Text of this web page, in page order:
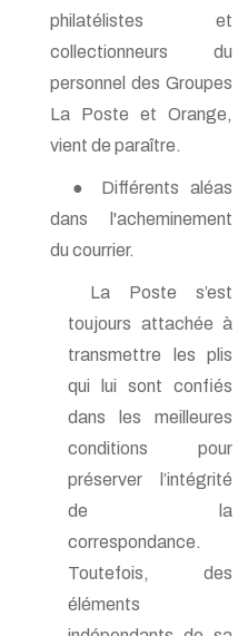
n° 144 - Juillet 2010
n° 143 - Avril 2010
n° 141 - Octobre 2009
n° 140 - Juillet 2009
n° 139 - Avril 2009
n° 138 - Janvier 2009
n° 137 - Octobre 2008
n° 135 - Avril 2008
n° 134 - Janvier 2008
n° 132 - Juillet 2007
n° 131 - Avril 2007
n° 130 - Janvier 2007
n° 129 - Octobre 2006
n° 128 - Juillet 2006
n° 126 - Janvier 2006
n° 125 - Octobre 2005
n° 124 - Juillet 2005
n° 123 - Avril 2005
n° 122 - Janvier 2005
n° 121 - Octobre 2004
n° 119 - Avril 2004
n° 118 - Janvier 2004
n° 117 - Octobre 2003
philatélistes et
collectionneurs du
personnel des Groupes
La Poste et Orange,
vient de paraître.
● Différents aléas
dans l'acheminement
du courrier.
La Poste s’est
toujours attachée à
transmettre les plis
qui lui sont confiés
dans les meilleures
conditions pour
préserver l’intégrité
de la
correspondance.
Toutefois, des
éléments